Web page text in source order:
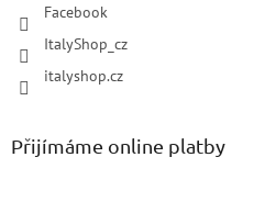
Facebook
ItalyShop_cz
italyshop.cz
Přijímáme online platby